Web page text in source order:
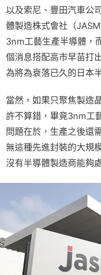
以及索尼、豐田汽車公
體製造株式會社（
3nm工藝生產半導體，
個消息搭配高市早苗打
為將為衰落已久的日本
當然，如果只聚焦製造
許不算錯，畢竟3nm工
問題在於，生產之後還
無這種先進封裝的大規
沒有半導體製造商能夠